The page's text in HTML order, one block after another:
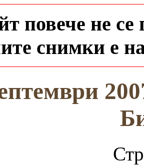
повече не
снимки е